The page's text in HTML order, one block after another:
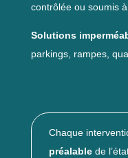
contrôlée ou soumis
Solutions
parkings, rampes,
Chaque
préalablede